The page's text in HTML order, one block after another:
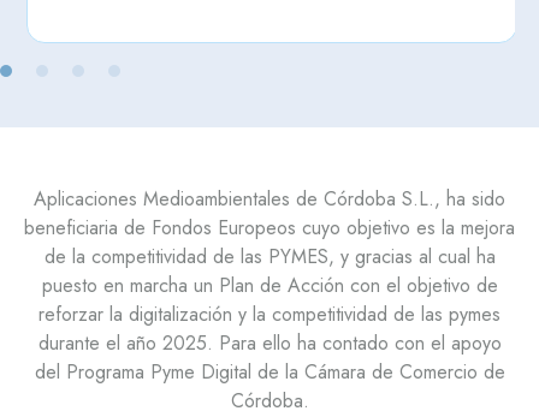
Aplicaciones Medioambientales de Córdoba S.L., ha sido
beneficiaria de Fondos Europeos cuyo objetivo es la mejora
de la competitividad de las PYMES, y gracias al cual ha
puesto en marcha un Plan de Acción con el objetivo de
reforzar la digitalización y la competitividad de las pymes
durante el año 2025. Para ello ha contado con el apoyo
del Programa Pyme Digital de la Cámara de Comercio de
Córdoba.